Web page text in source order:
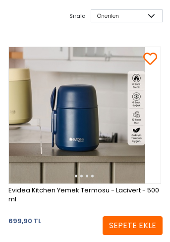
Sırala
Evidea Kitchen Yemek Termosu - Lacivert - 500
ml
699,90 TL SEPETE EKLE